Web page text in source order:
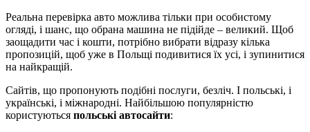
Реальна перевірка авто можлива тільки при особистому
огляді, і шанс, що обрана машина не підійде – великий. Щоб
заощадити час і кошти, потрібно вибрати відразу кілька
пропозицій, щоб уже в Польщі подивитися їх усі, і зупинитися
на найкращій.
Сайтів, що пропонують подібні послуги, безліч. І польські, і
українські, і міжнародні. Найбільшою популярністю
користуються польські автосайти: